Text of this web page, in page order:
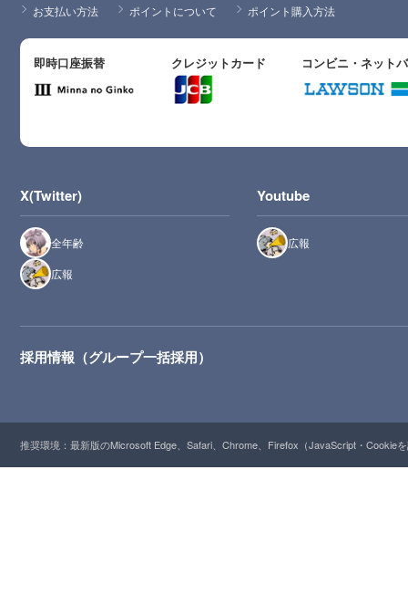
お支払い方法 ポイントについて ポイント購入方法
即時口座振替 クレジットカード コンビニ・ネット
X(Twitter)
全年齢
広報
Youtube
広報
採用情報（グループ一括採用）
推奨環境：最新版のMicrosoft Edge、Safari、Chrome、Firefox（JavaScript・Cookie